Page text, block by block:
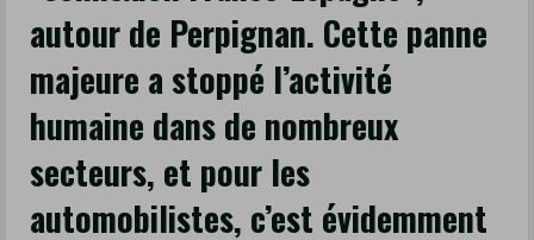
intereuropéen,
fameux
maillage
nous
permet
autour de Perpignan. Cette panne
majeure a stoppé l’activité
humaine dans de nombreux
secteurs, et pour les
automobilistes, c’est évidemment